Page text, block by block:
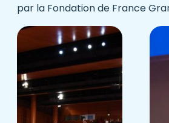
par la Fondation de France